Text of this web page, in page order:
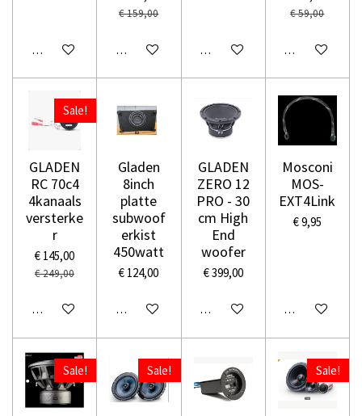
In winkelwagen
€ 159,00
In winkelwagen In winkelwagen
€ 59,00
In winkelwagen
Sale!
GLADEN
RC 70c4
4kanaals
versterke
r
€ 145,00
€ 249,00
In winkelwagen
Gladen
8inch
platte
subwoof
erkist
450watt
€ 124,00
In winkelwagen
GLADEN
ZERO 12
PRO - 30
cm High
End
woofer
€ 399,00
In winkelwagen
Mosconi
MOS-
EXT4Link
€ 9,95
In winkelwagen
Sale! Sale! Sale!